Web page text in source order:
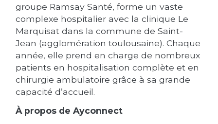
groupe Ramsay Santé, forme un vaste
complexe hospitalier avec la clinique Le
Marquisat dans la commune de Saint-
Jean (agglomération toulousaine). Chaque
année, elle prend en charge de nombreux
patients en hospitalisation complète et en
chirurgie ambulatoire grâce à sa grande
capacité d’accueil.
À propos de Ayconnect